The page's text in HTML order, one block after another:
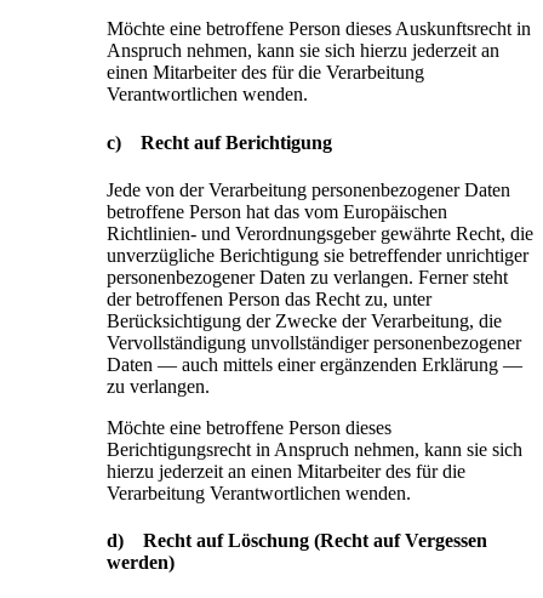
Möchte eine betroffene Person dieses Auskunftsrecht in
Anspruch nehmen, kann sie sich hierzu jederzeit an
einen Mitarbeiter des für die Verarbeitung
Verantwortlichen wenden.
c) Recht auf Berichtigung
Jede von der Verarbeitung personenbezogener Daten
betroffene Person hat das vom Europäischen
Richtlinien- und Verordnungsgeber gewährte Recht, die
unverzügliche Berichtigung sie betreffender unrichtiger
personenbezogener Daten zu verlangen. Ferner steht
der betroffenen Person das Recht zu, unter
Berücksichtigung der Zwecke der Verarbeitung, die
Vervollständigung unvollständiger personenbezogener
Daten — auch mittels einer ergänzenden Erklärung —
zu verlangen.
Möchte eine betroffene Person dieses
Berichtigungsrecht in Anspruch nehmen, kann sie sich
hierzu jederzeit an einen Mitarbeiter des für die
Verarbeitung Verantwortlichen wenden.
d) Recht auf Löschung (Recht auf Vergessen
werden)